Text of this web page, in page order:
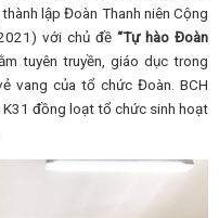
lập Đoàn Thanh niên Cộng
với chủ đề “Tự hào Đoàn
tuyên truyền, giáo dục trong
vang của tổ chức Đoàn. BCH
đồng loạt tổ chức sinh hoạt